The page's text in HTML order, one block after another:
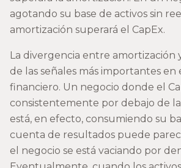
agotando su base de activos sin
amortización superará el CapEx.
La divergencia entre amortización
de las señales más importantes en
financiero. Un negocio donde el
consistentemente por debajo de
está, en efecto, consumiendo su
cuenta de resultados puede
el negocio se está vaciando por